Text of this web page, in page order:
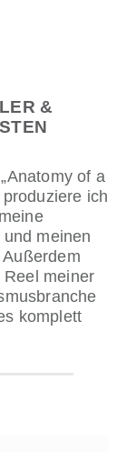
&
of a
ich
meinen
meiner
komplett